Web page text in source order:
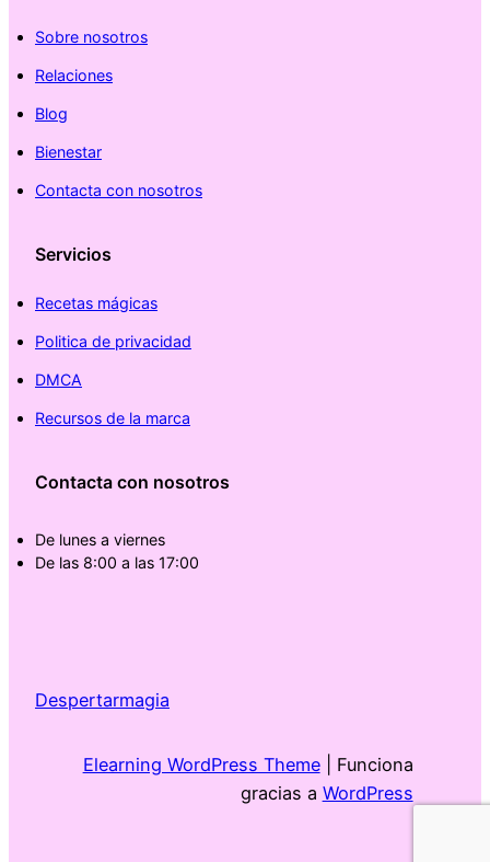
Sobre nosotros
Relaciones
Blog
Bienestar
Contacta con nosotros
Servicios
Recetas mágicas
Politica de privacidad
DMCA
Recursos de la marca
Contacta con nosotros
De lunes a viernes
De las 8:00 a las 17:00
Despertarmagia
Elearning WordPress Theme| Funciona
gracias a WordPress